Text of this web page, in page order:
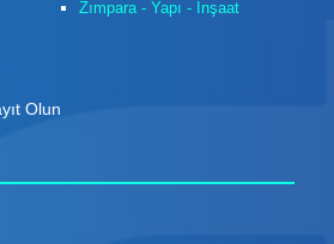
Zımpara - Yapı - İnşaat
Olun